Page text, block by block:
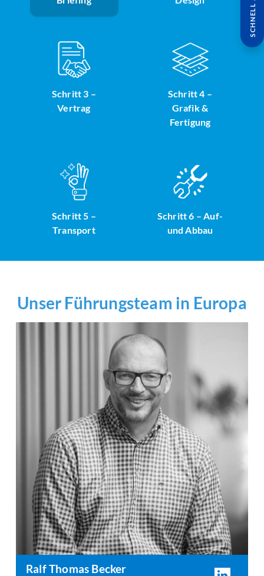
Schritt 3 –
Vertrag
Schritt 4 –
Grafik &
Fertigung
Schritt 5 –
Transport
Schritt 6 – Auf-
und Abbau
Unser Führungsteam in Europa
Ralf Thomas Becker